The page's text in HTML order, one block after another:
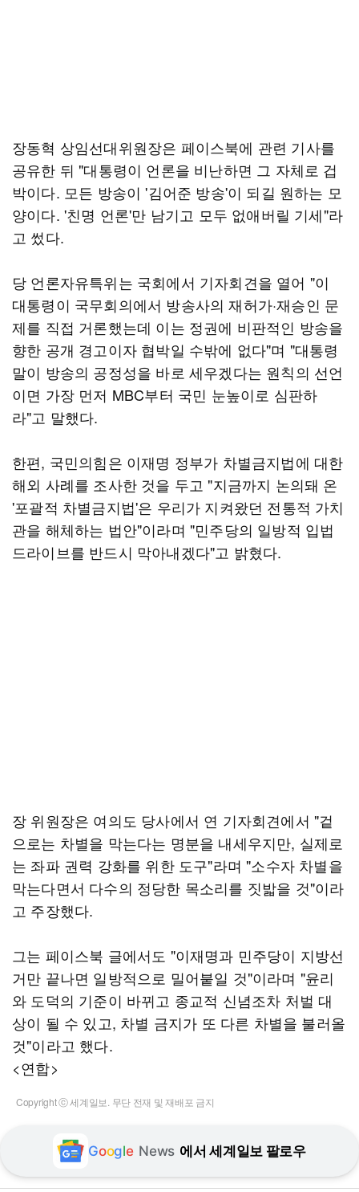
장동혁 상임선대위원장은 페이스북에 관련 기사를
공유한 뒤 "대통령이 언론을 비난하면 그 자체로 겁
박이다. 모든 방송이 '김어준 방송'이 되길 원하는 모
양이다. '친명 언론'만 남기고 모두 없애버릴 기세"라
고 썼다.
당 언론자유특위는 국회에서 기자회견을 열어 "이
대통령이 국무회의에서 방송사의 재허가·재승인 문
제를 직접 거론했는데 이는 정권에 비판적인 방송을
향한 공개 경고이자 협박일 수밖에 없다"며 "대통령
말이 방송의 공정성을 바로 세우겠다는 원칙의 선언
이면 가장 먼저 MBC부터 국민 눈높이로 심판하
라"고 말했다.
한편, 국민의힘은 이재명 정부가 차별금지법에 대한
해외 사례를 조사한 것을 두고 "지금까지 논의돼 온
'포괄적 차별금지법'은 우리가 지켜왔던 전통적 가치
관을 해체하는 법안"이라며 "민주당의 일방적 입법
드라이브를 반드시 막아내겠다"고 밝혔다.
장 위원장은 여의도 당사에서 연 기자회견에서 "겉
으로는 차별을 막는다는 명분을 내세우지만, 실제로
는 좌파 권력 강화를 위한 도구"라며 "소수자 차별을
막는다면서 다수의 정당한 목소리를 짓밟을 것"이라
고 주장했다.
그는 페이스북 글에서도 "이재명과 민주당이 지방선
거만 끝나면 일방적으로 밀어붙일 것"이라며 "윤리
와 도덕의 기준이 바뀌고 종교적 신념조차 처벌 대
상이 될 수 있고, 차별 금지가 또 다른 차별을 불러올
것"이라고 했다.
<연합>
Copyright ⓒ 세계일보. 무단 전재 및 재배포 금지
Google News 에서 세계일보 팔로우